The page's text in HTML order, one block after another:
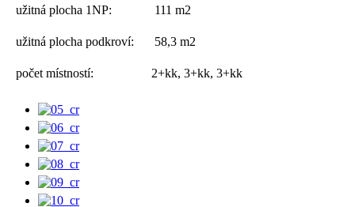
užitná plocha 1NP: 111 m2
užitná plocha podkroví: 58,3 m2
počet místností: 2+kk, 3+kk, 3+kk